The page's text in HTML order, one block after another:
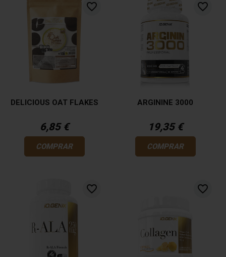
favorite_border
DELICIOUS OAT FLAKES
6,85 €
COMPRAR
favorite_border
ARGININE 3000
19,35 €
COMPRAR
favorite_border favorite_border